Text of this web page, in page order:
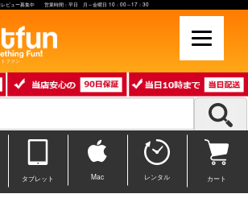
レビュー募集中 営業時間：平日 月～金曜日 10：00～17：30
ファン
タブレット Mac レンタル カート